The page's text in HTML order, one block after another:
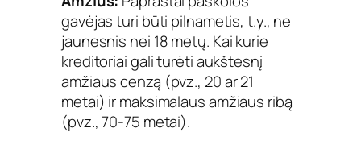
gavėjas turi būti pilnametis, t.y., ne
jaunesnis nei 18 metų. Kai kurie
kreditoriai gali turėti aukštesnį
amžiaus cenzą (pvz., 20 ar 21
metai) ir maksimalaus amžiaus ribą
(pvz., 70-75 metai).